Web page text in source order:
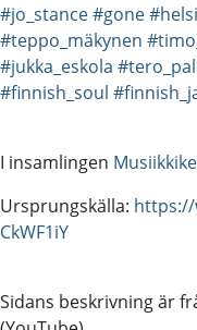
#jo_stance#gone
#teppo_mäkynen
#jukka_eskola
#finnish_soul
I insamlingen
Ursprungskälla: https://
CkWF1iY
Sidans beskrivning är